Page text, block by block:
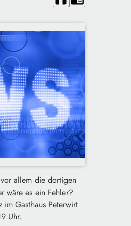
allem die dortigen
wäre es ein Fehler?
Gasthaus Peterwirt
Uhr.